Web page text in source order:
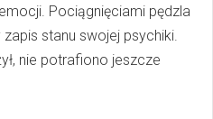
Pociągnięciami pędzla
stanu swojej psychiki.
nie potrafiono jeszcze